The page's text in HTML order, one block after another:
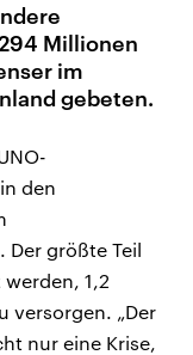
Millionen
im
gebeten.
den
größte Teil
1,2
versorgen. „Der
nur eine Krise,